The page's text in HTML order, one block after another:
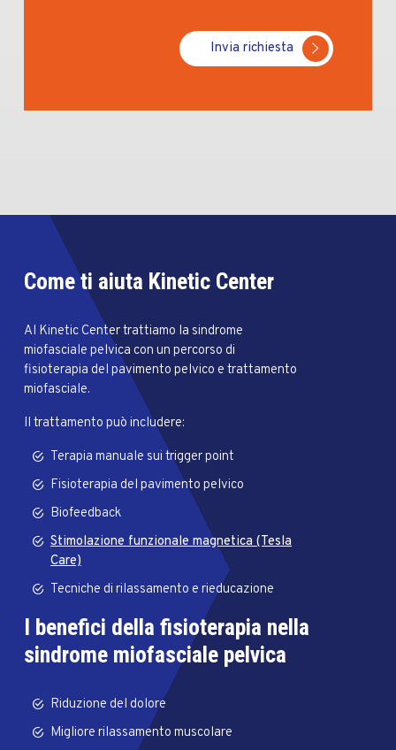
Invia richiesta
Come ti aiuta Kinetic Center
Al Kinetic Center trattiamo la sindrome
miofasciale pelvica con un percorso di
fisioterapia del pavimento pelvico e trattamento
miofasciale.
Il trattamento può includere:
Terapia manuale sui trigger point
Fisioterapia del pavimento pelvico
Biofeedback
Stimolazione funzionale magnetica (Tesla
Care)
Tecniche di rilassamento e rieducazione
I benefici della fisioterapia nella
sindrome miofasciale pelvica
Riduzione del dolore
Migliore rilassamento muscolare